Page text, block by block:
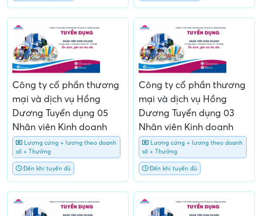
Công ty cổ phần thương
mại và dịch vụ Hồng
Dương Tuyển dụng 05
Nhân viên Kinh doanh
Lương cứng + lương theo doanh
số + Thưởng
Đến khi tuyển đủ
Công ty cổ phần thương
mại và dịch vụ Hồng
Dương Tuyển dụng 03
Nhân viên Kinh doanh
Lương cứng + lương theo doanh
số + Thưởng
Đến khi tuyển đủ